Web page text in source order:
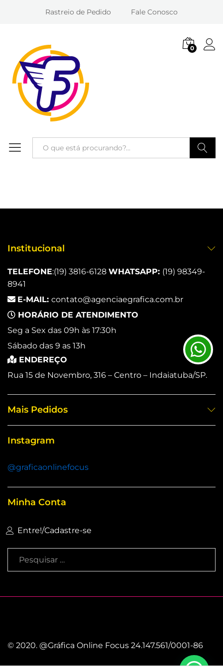
Rastreio de Pedido Fale Conosco
0
Institucional
TELEFONE:(19) 3816-6128 WHATSAPP: (19) 98349-
8941
E-MAIL: contato@agenciaegrafica.com.br
HORÁRIO DE ATENDIMENTO
Seg a Sex das 09h às 17:30h
Sábado das 9 as 13h
ENDEREÇO
Rua 15 de Novembro, 316 – Centro – Indaiatuba/SP.
Mais Pedidos
Instagram
@graficaonlinefocus
Minha Conta
Entre!/Cadastre-se
© 2020. @Gráfica Online Focus 24.147.561/0001-86